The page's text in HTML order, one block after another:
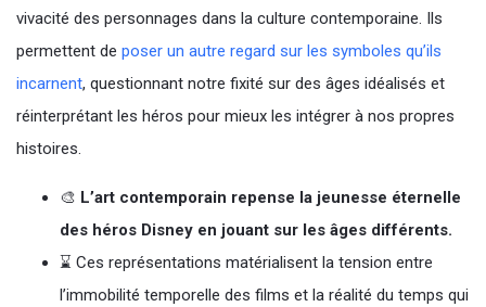
vivacité des personnages dans la culture contemporaine. Ils
permettent de poser un autre regard sur les symboles qu’ils
incarnent, questionnant notre fixité sur des âges idéalisés et
réinterprétant les héros pour mieux les intégrer à nos propres
histoires.
🎨 L’art contemporain repense la jeunesse éternelle
des héros Disney en jouant sur les âges différents.
⌛ Ces représentations matérialisent la tension entre
l’immobilité temporelle des films et la réalité du temps qui